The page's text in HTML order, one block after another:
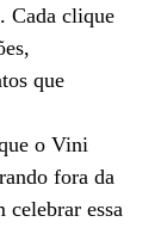
Cada clique
que
o Vini
fora da
celebrar essa